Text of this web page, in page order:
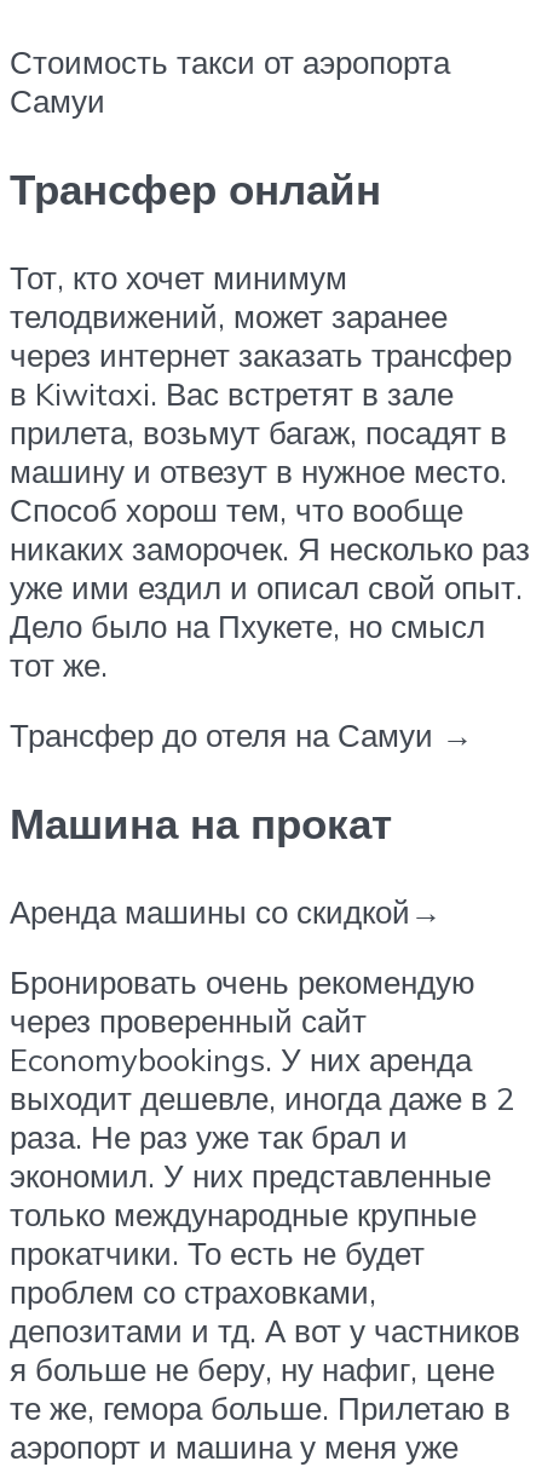
Стоимость такси от аэропорта
Самуи
Трансфер онлайн
Тот, кто хочет минимум
телодвижений, может заранее
через интернет заказать трансфер
в Kiwitaxi. Вас встретят в зале
прилета, возьмут багаж, посадят в
машину и отвезут в нужное место.
Способ хорош тем, что вообще
никаких заморочек. Я несколько раз
уже ими ездил и описал свой опыт.
Дело было на Пхукете, но смысл
тот же.
Трансфер до отеля на Самуи →
Машина на прокат
Аренда машины со скидкой→
Бронировать очень рекомендую
через проверенный сайт
Economybookings. У них аренда
выходит дешевле, иногда даже в 2
раза. Не раз уже так брал и
экономил. У них представленные
только международные крупные
прокатчики. То есть не будет
проблем со страховками,
депозитами и тд. А вот у частников
я больше не беру, ну нафиг, цене
те же, гемора больше. Прилетаю в
аэропорт и машина у меня уже